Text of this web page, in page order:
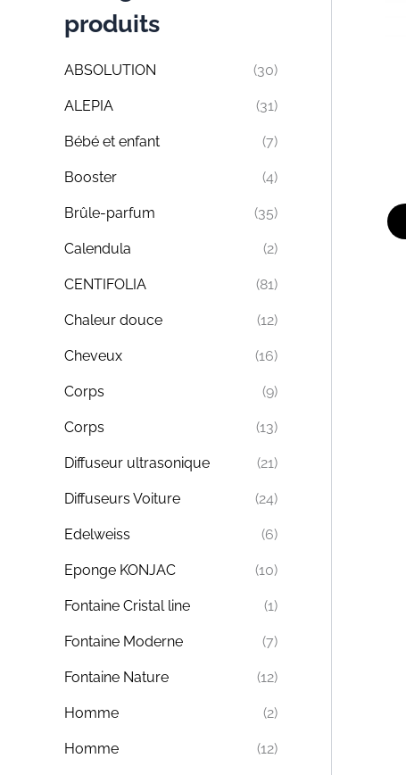
produits
ABSOLUTION (30)
ALEPIA (31)
Bébé et enfant (7)
Booster (4)
Brûle-parfum (35)
Calendula (2)
CENTIFOLIA (81)
Chaleur douce (12)
Cheveux (16)
Corps (9)
Corps (13)
Diffuseur ultrasonique (21)
Diffuseurs Voiture (24)
Edelweiss (6)
Eponge KONJAC (10)
Fontaine Cristal line (1)
Fontaine Moderne (7)
Fontaine Nature (12)
Homme (2)
Homme (12)